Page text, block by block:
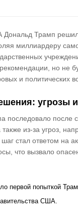
Трамп
миллиардеру
но не
и политических
угрозы
последовало после
из-за угроз,
стал ответом на
что вызвало
первой попыткой
США.